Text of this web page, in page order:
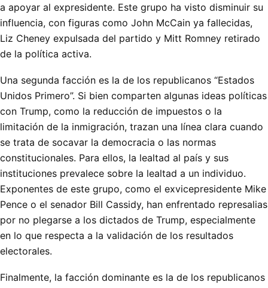
a apoyar al expresidente. Este grupo ha visto disminuir su
influencia, con figuras como John McCain ya fallecidas,
Liz Cheney expulsada del partido y Mitt Romney retirado
de la política activa.
Una segunda facción es la de los republicanos “Estados
Unidos Primero”. Si bien comparten algunas ideas políticas
con Trump, como la reducción de impuestos o la
limitación de la inmigración, trazan una línea clara cuando
se trata de socavar la democracia o las normas
constitucionales. Para ellos, la lealtad al país y sus
instituciones prevalece sobre la lealtad a un individuo.
Exponentes de este grupo, como el exvicepresidente Mike
Pence o el senador Bill Cassidy, han enfrentado represalias
por no plegarse a los dictados de Trump, especialmente
en lo que respecta a la validación de los resultados
electorales.
Finalmente, la facción dominante es la de los republicanos